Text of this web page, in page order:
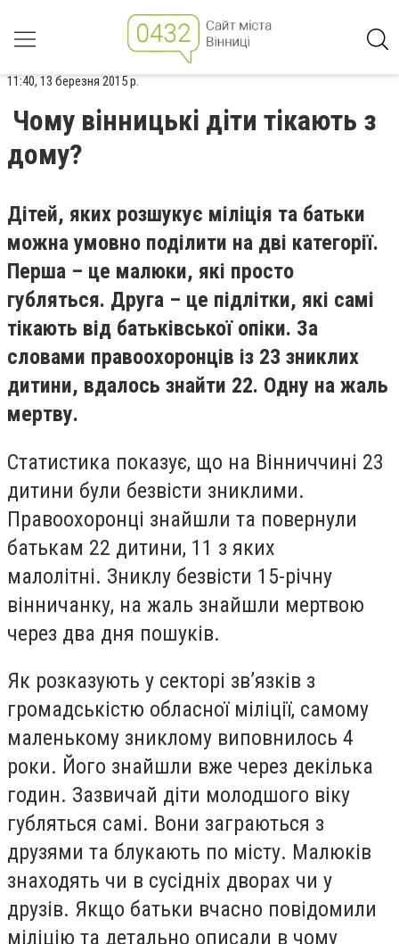
11:40, 13 березня 2015 р.
Чому вінницькі діти тікають з
дому?
Дітей, яких розшукує міліція та батьки
можна умовно поділити на дві категорії.
Перша – це малюки, які просто
губляться. Друга – це підлітки, які самі
тікають від батьківської опіки. За
словами правоохоронців із 23 зниклих
дитини, вдалось знайти 22. Одну на жаль
мертву.
Статистика показує, що на Вінниччині 23
дитини були безвісти зниклими.
Правоохоронці знайшли та повернули
батькам 22 дитини, 11 з яких
малолітні. Зниклу безвісти 15-річну
вінничанку, на жаль знайшли мертвою
через два дня пошуків.
Як розказують у секторі зв’язків з
громадськістю обласної міліції, самому
маленькому зниклому виповнилось 4
роки. Його знайшли вже через декілька
годин. Зазвичай діти молодшого віку
губляться самі. Вони заграються з
друзями та блукають по місту. Малюків
знаходять чи в сусідніх дворах чи у
друзів. Якщо батьки вчасно повідомили
міліцію та детально описали в чому